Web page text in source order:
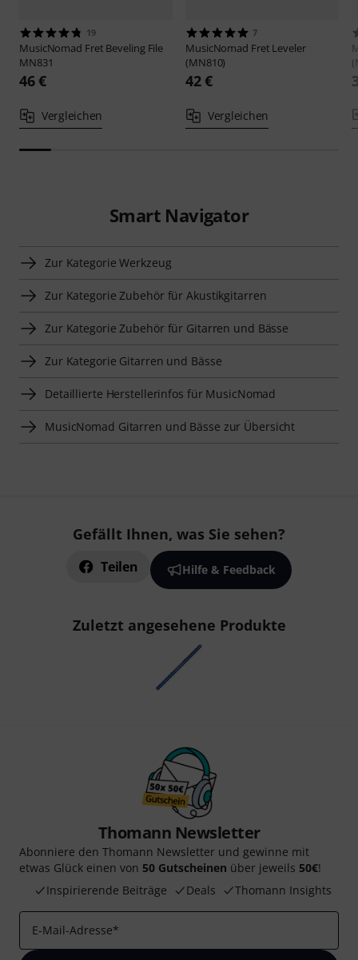
19
MusicNomad Fret Beveling File
MN831
46 €
Vergleichen
7
MusicNomad Fret Leveler
(MN810)
42 €
Vergleichen
Smart Navigator
Zur Kategorie Werkzeug
Zur Kategorie Zubehör für Akustikgitarren
Zur Kategorie Zubehör für Gitarren und Bässe
Zur Kategorie Gitarren und Bässe
Detaillierte Herstellerinfos für MusicNomad
MusicNomad Gitarren und Bässe zur Übersicht
Gefällt Ihnen, was Sie sehen?
Teilen Hilfe & Feedback
Zuletzt angesehene Produkte
Thomann Newsletter
Abonniere den Thomann Newsletter und gewinne mit
etwas Glück einen von 50 Gutscheinen über jeweils 50€!
Inspirierende Beiträge
Deals Thomann Insights
E-Mail-Adresse*